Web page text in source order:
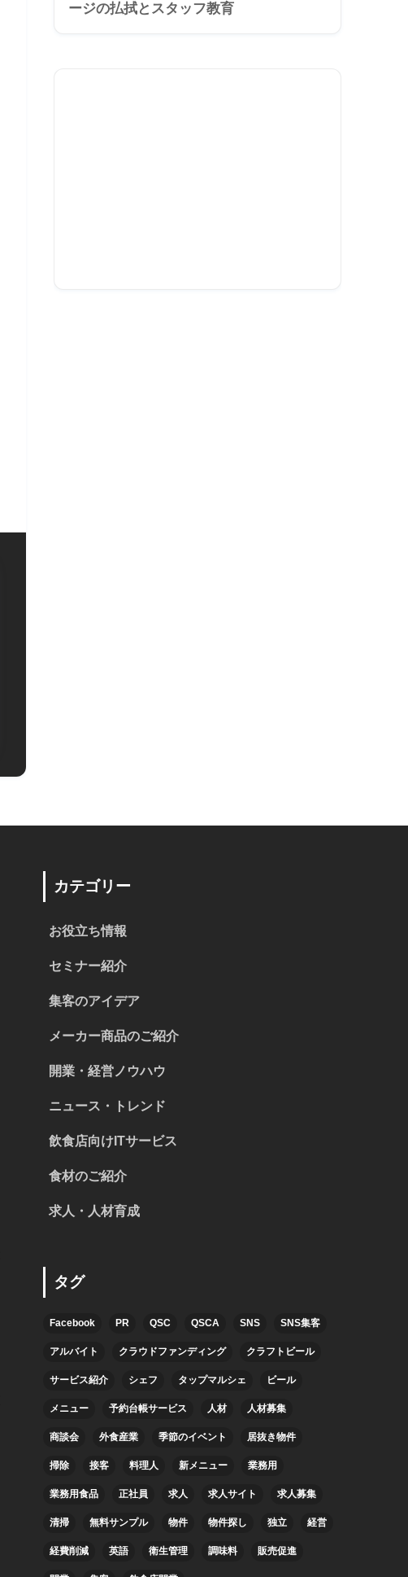
ージの払拭とスタッフ教育
カテゴリー
お役立ち情報
セミナー紹介
集客のアイデア
メーカー商品のご紹介
開業・経営ノウハウ
ニュース・トレンド
飲食店向けITサービス
食材のご紹介
求人・人材育成
タグ
Facebook PR QSC QSCA SNS SNS集客
アルバイト クラウドファンディング クラフトビール
サービス紹介 シェフ タップマルシェ ビール
メニュー 予約台帳サービス 人材 人材募集
商談会 外食産業 季節のイベント 居抜き物件
掃除 接客 料理人 新メニュー 業務用
業務用食品 正社員 求人 求人サイト 求人募集
清掃 無料サンプル 物件 物件探し 独立 経営
経費削減 英語 衛生管理 調味料 販売促進